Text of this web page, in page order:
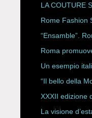
LA COUTURE
CON
ROBERTA
Rome Fashion
“Ensamble”.
Storici
Roma
Un esempio
Rete Slow Fiber
“Il bello della
XXXII edizione
La visione